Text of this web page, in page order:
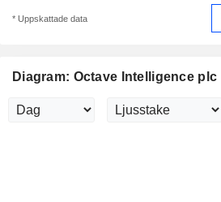
* Uppskattade data
Diagram: Octave Intelligence plc